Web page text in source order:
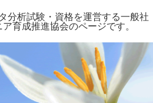
分析試験・資格を運営する一般社
育成推進協会のページです。